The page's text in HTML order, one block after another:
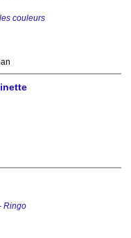
couleurs
Ringo